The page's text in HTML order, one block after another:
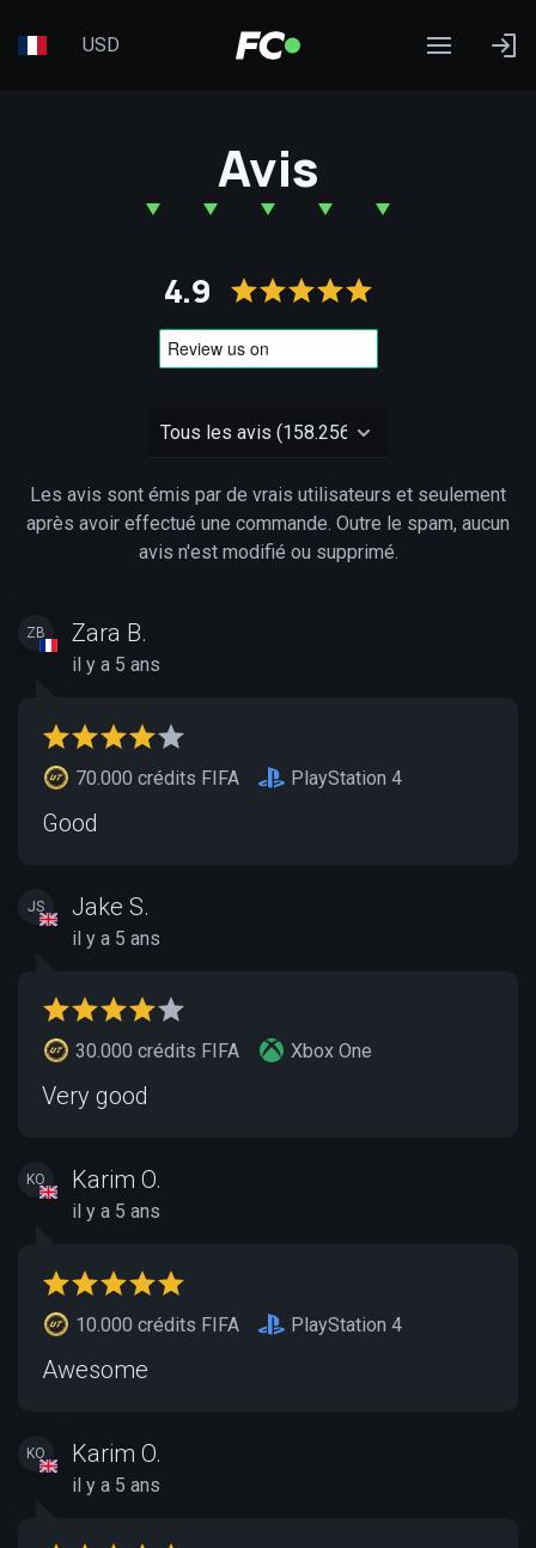
USD
Avis
4.9
Les avis sont émis par de vrais utilisateurs et seulement
après avoir effectué une commande. Outre le spam, aucun
avis n'est modifié ou supprimé.
ZB Zara B.
il y a 5 ans
70.000 crédits FIFA PlayStation 4
Good
JS Jake S.
il y a 5 ans
30.000 crédits FIFA Xbox One
Very good
KO Karim O.
il y a 5 ans
10.000 crédits FIFA PlayStation 4
Awesome
KO Karim O.
il y a 5 ans